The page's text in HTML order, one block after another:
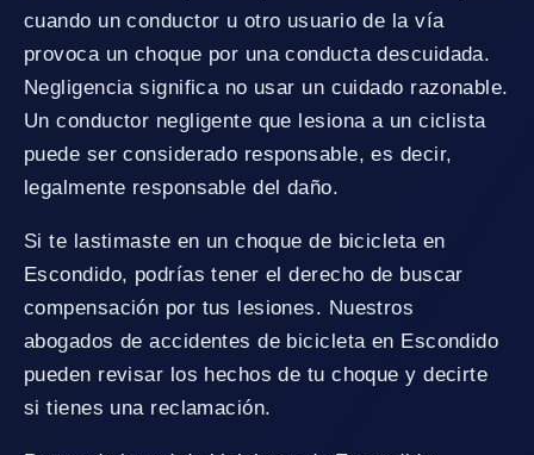
cuando un conductor u otro usuario de la vía
provoca un choque por una conducta descuidada.
Negligencia significa no usar un cuidado razonable.
Un conductor negligente que lesiona a un ciclista
puede ser considerado responsable, es decir,
legalmente responsable del daño.
Si te lastimaste en un choque de bicicleta en
Escondido, podrías tener el derecho de buscar
compensación por tus lesiones. Nuestros
abogados de accidentes de bicicleta en Escondido
pueden revisar los hechos de tu choque y decirte
si tienes una reclamación.